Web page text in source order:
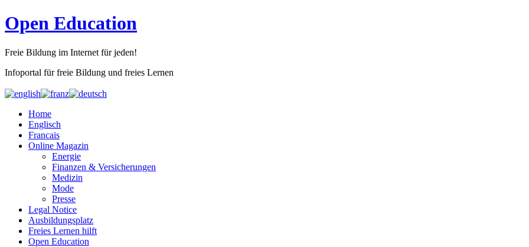
Open Education
Freie Bildung im Internet für jeden!
Infoportal für freie Bildung und freies Lernen
Home
Englisch
Francais
Online Magazin
Energie
Finanzen & Versicherungen
Medizin
Mode
Presse
Legal Notice
Ausbildungsplatz
Freies Lernen hilft
Open Education